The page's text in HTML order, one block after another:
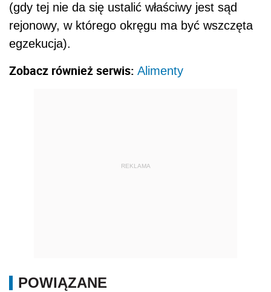
(gdy tej nie da się ustalić właściwy jest sąd
rejonowy, w którego okręgu ma być wszczęta
egzekucja).
Zobacz również serwis: Alimenty
REKLAMA
POWIĄZANE